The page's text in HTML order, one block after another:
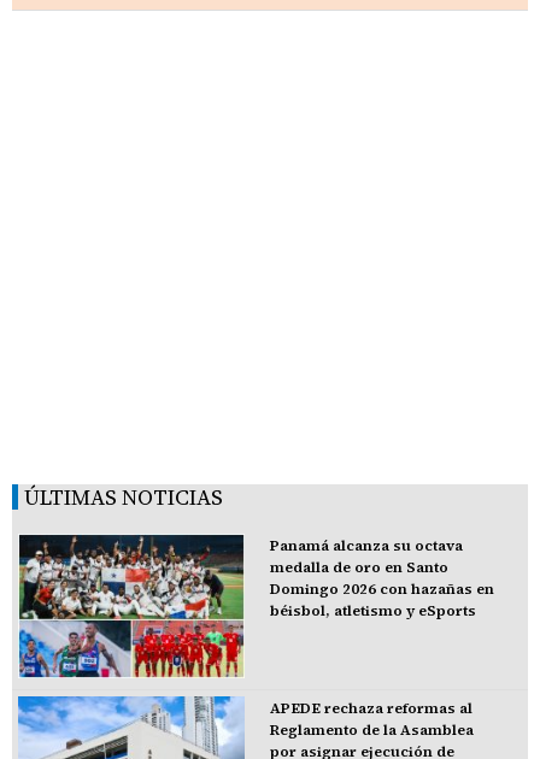
ÚLTIMAS NOTICIAS
Panamá alcanza su octava
medalla de oro en Santo
Domingo 2026 con hazañas en
béisbol, atletismo y eSports
APEDE rechaza reformas al
Reglamento de la Asamblea
por asignar ejecución de